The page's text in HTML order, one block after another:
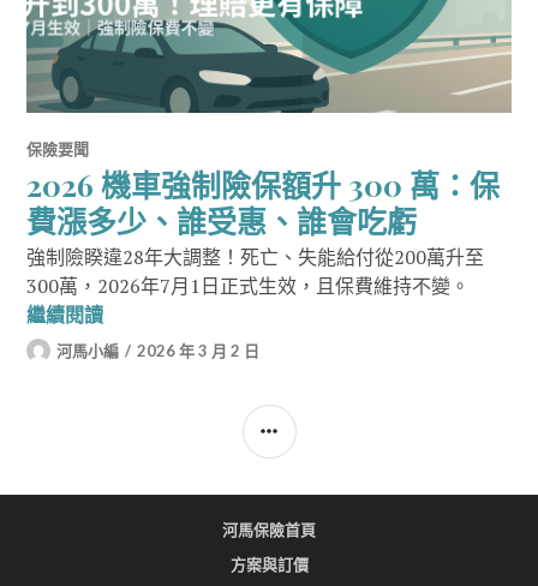
保險要聞
2026 機車強制險保額升 300 萬：保
費漲多少、誰受惠、誰會吃虧
強制險睽違28年大調整！死亡、失能給付從200萬升至
300萬，2026年7月1日正式生效，且保費維持不變。
繼續閱讀2026 機車強制險保額升 300 萬：保費漲多少、誰
河馬小編 2026 年 3 月 2 日
SIDEBAR
河馬保險首頁
方案與訂價